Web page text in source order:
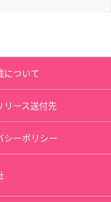
について
リース送付先
シーポリシー